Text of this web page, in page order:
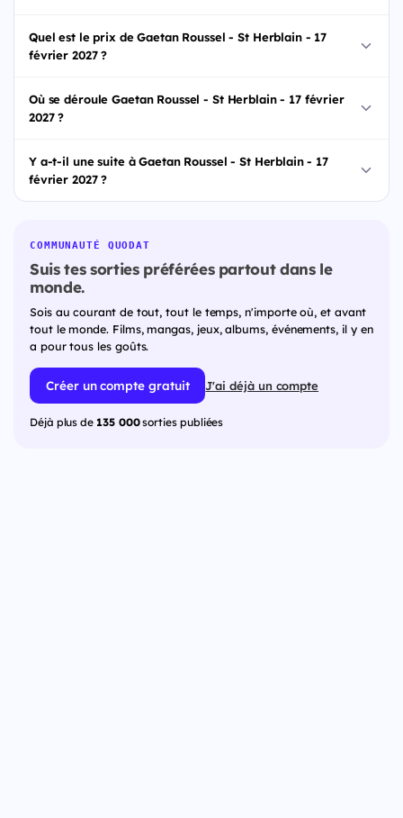
Quel est le prix de Gaetan Roussel - St Herblain - 17
février 2027 ?
Où se déroule Gaetan Roussel - St Herblain - 17 février
2027 ?
Y a-t-il une suite à Gaetan Roussel - St Herblain - 17
février 2027 ?
COMMUNAUTÉ QUODAT
Suis tes sorties préférées partout dans le
monde.
Sois au courant de tout, tout le temps, n'importe où, et avant
tout le monde. Films, mangas, jeux, albums, événements, il y en
a pour tous les goûts.
Créer un compte gratuit J'ai déjà un compte
Déjà plus de 135 000sorties publiées